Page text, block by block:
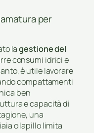
per
lagestione del
consumi idrici e
è utile lavorare
compattamenti
ben
e capacità di
una
o lapillo limita